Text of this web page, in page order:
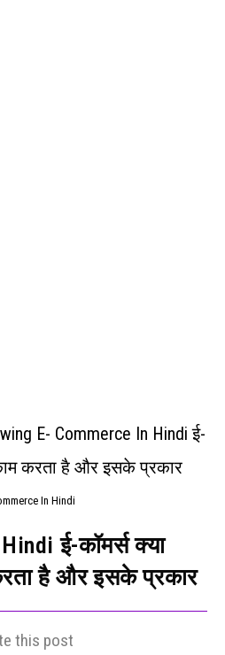
In Hindi
ई-कॉमर्स क्या
है और इसके प्रकार
this post